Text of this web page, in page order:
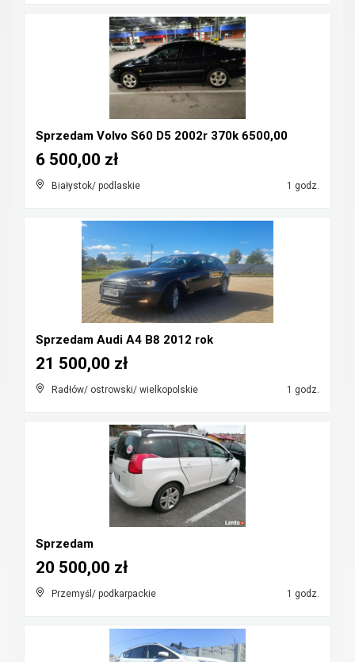
Sprzedam Volvo S60 D5 2002r 370k 6500,00
Białystok/ podlaskie 1 godz.
6 500,00 zł
Sprzedam Audi A4 B8 2012 rok
Radłów/ ostrowski/ wielkopolskie 1 godz.
21 500,00 zł
Sprzedam
Przemyśl/ podkarpackie 1 godz.
20 500,00 zł